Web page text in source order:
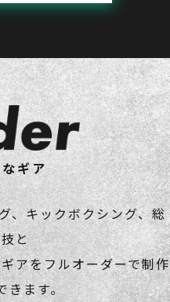
ギア
、キックボクシング、総
と
アをフルオーダーで制作
きます。